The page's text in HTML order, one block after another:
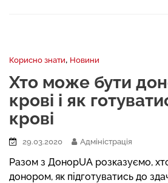
Корисно знати, Новини
Хто може бути
крові і як
крові
29.03.2020 Адміністрація
Разом з ДонорUA розказуємо,
донором, як підготуватись до